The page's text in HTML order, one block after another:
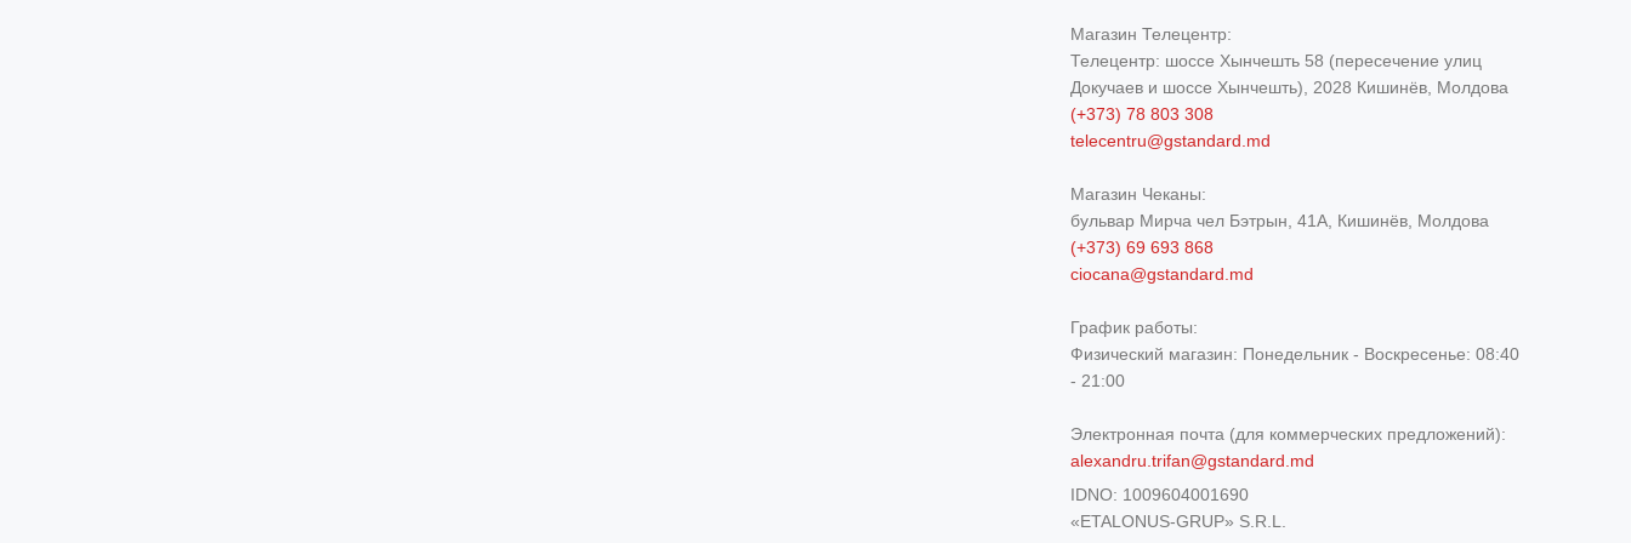
Магазин Телецентр:
Телецентр: шоссе Хынчешть 58 (пересечение улиц
Докучаев и шоссе Хынчешть), 2028 Кишинёв, Молдова
(+373) 78 803 308
telecentru@gstandard.md
Магазин Чеканы:
бульвар Мирча чел Бэтрын, 41A, Кишинёв, Молдова
(+373) 69 693 868
ciocana@gstandard.md
График работы:
Физический магазин: Понедельник - Воскресенье: 08:40
- 21:00
Электронная почта (для коммерческих предложений):
alexandru.trifan@gstandard.md
IDNO: 1009604001690
«ETALONUS-GRUP» S.R.L.